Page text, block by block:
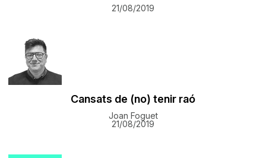
21/08/2019
Cansats de (no) tenir raó
Joan Foguet
21/08/2019